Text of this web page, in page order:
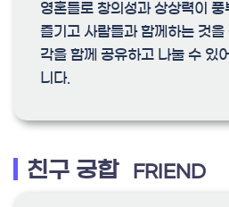
영혼들로 창의성과 상상력이
즐기고 사람들과 함께하는 것
각을 함께 공유하고 나눌 수 있
니다.
친구 궁합 FRIEND